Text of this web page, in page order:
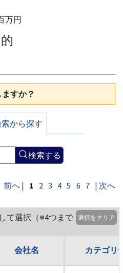
万円
すか？
から探す
検索する
前へ | 1 2 3 4 5 6 7 | 次へ
て選択（※4つまで
選択をクリア
会社名 カテゴリ